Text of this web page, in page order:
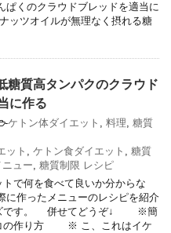
ぱくのクラウドブレッドを適当に
オイルが無理なく摂れる糖
糖質高タンパクのクラウド
に作る
-ケトン体ダイエット , 料理, 糖質
ット , ケトン食ダイエット , 糖質
ュー, 糖質制限 レシピ
で何を食べて良いか分からな
に作ったメニューのレシピを紹介
ズです。 併せてどうぞ↓ ※簡
の作り方 ※ こ、これはイケ